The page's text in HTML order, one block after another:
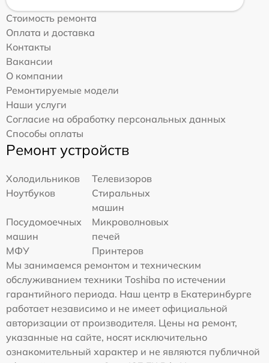
Стоимость ремонта
Оплата и доставка
Контакты
Вакансии
О компании
Ремонтируемые модели
Наши услуги
Согласие на обработку персональных данных
Способы оплаты
Ремонт устройств
Холодильников
Телевизоров
Ноутбуков
Стиральных
машин
Посудомоечных
машин
Микроволновых
печей
МФУ
Принтеров
Мы занимаемся ремонтом и техническим
обслуживанием техники Toshiba по истечении
гарантийного периода. Наш центр в Екатеринбурге
работает независимо и не имеет официальной
авторизации от производителя. Цены на ремонт,
указанные на сайте, носят исключительно
ознакомительный характер и не являются публичной